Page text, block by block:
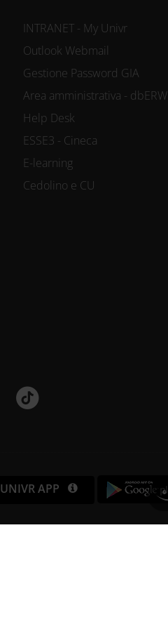
INTRANET - My Univr
Outlook Webmail
Gestione Password GIA
Area amministrativa - dbERW
Help Desk
ESSE3 - Cineca
E-learning
Cedolino e CU
UNIVR APP